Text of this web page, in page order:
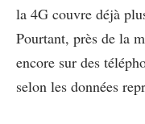
la 4G couvre déjà
Pourtant, près de la
encore sur des
selon les données